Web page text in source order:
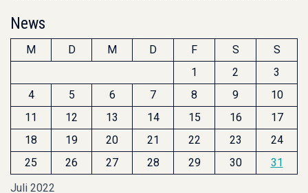
News
Juli 2022
M D M D F S
S
1
2
3
4
5 6 7 8 9
10
11
12 13 14 15 16
17
18
19 20 21 22 23
24
25
26 27 28 29 30 31